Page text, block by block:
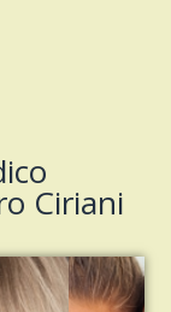
Ciriani